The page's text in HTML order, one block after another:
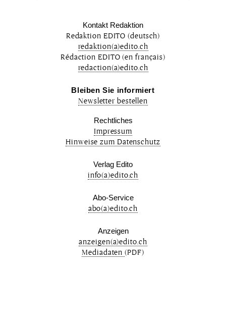
Kontakt Redaktion
Redaktion EDITO (deutsch)
redaktion(a)edito.ch
Rédaction EDITO (en français)
redaction(a)edito.ch
Bleiben Sie informiert
Newsletter bestellen
Rechtliches
Impressum
Hinweise zum Datenschutz
Verlag Edito
info(a)edito.ch
Abo-Service
abo(a)edito.ch
Anzeigen
anzeigen(a)edito.ch
Mediadaten(PDF)